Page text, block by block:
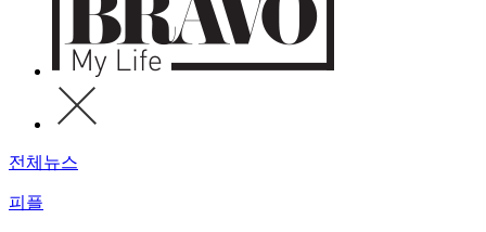
전체뉴스
피플